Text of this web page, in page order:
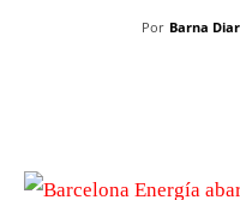
Por Barna